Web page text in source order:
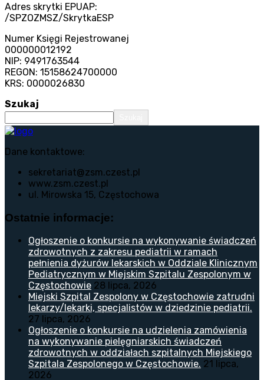
Adres skrytki EPUAP:
/SPZOZMSZ/SkrytkaESP
Numer Księgi Rejestrowanej
000000012192
NIP: 9491763544
REGON: 15158624700000
KRS: 0000026830
Szukaj
Dane kontaktowe:
sekretariat@zsm.czest.pl
www.zsm.czest.pl
ul. Mirowska 15, Częstochowa
Ostatnie informacje:
Ogłoszenie o konkursie na wykonywanie świadczeń
zdrowotnych z zakresu pediatrii w ramach
pełnienia dyżurów lekarskich w Oddziale Klinicznym
Pediatrycznym w Miejskim Szpitalu Zespolonym w
Częstochowie 28 lipca, 2026
Miejski Szpital Zespolony w Częstochowie zatrudni
lekarzy/lekarki, specjalistów w dziedzinie pediatrii.
27 lipca, 2026
Ogłoszenie o konkursie na udzielenia zamówienia
na wykonywanie pielęgniarskich świadczeń
zdrowotnych w oddziałach szpitalnych Miejskiego
Szpitala Zespolonego w Częstochowie. 21 lipca,
2026